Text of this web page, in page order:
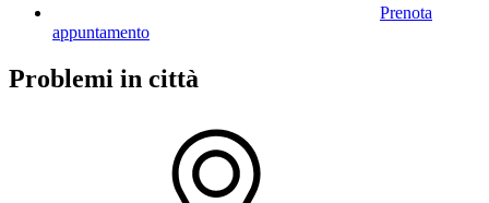
Prenota
appuntamento
Problemi in città